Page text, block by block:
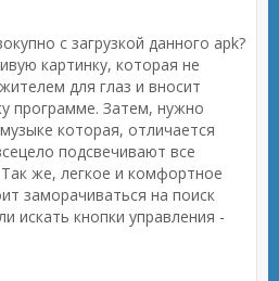
с загрузкой данного apk?
картинку, которая не
для глаз и вносит
программе. Затем, нужно
которая, отличается
подсвечивают все
же, легкое и комфортное
заморачиваться на поиск
искать кнопки управления -